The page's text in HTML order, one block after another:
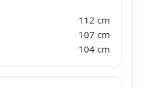
112 cm
107 cm
104 cm